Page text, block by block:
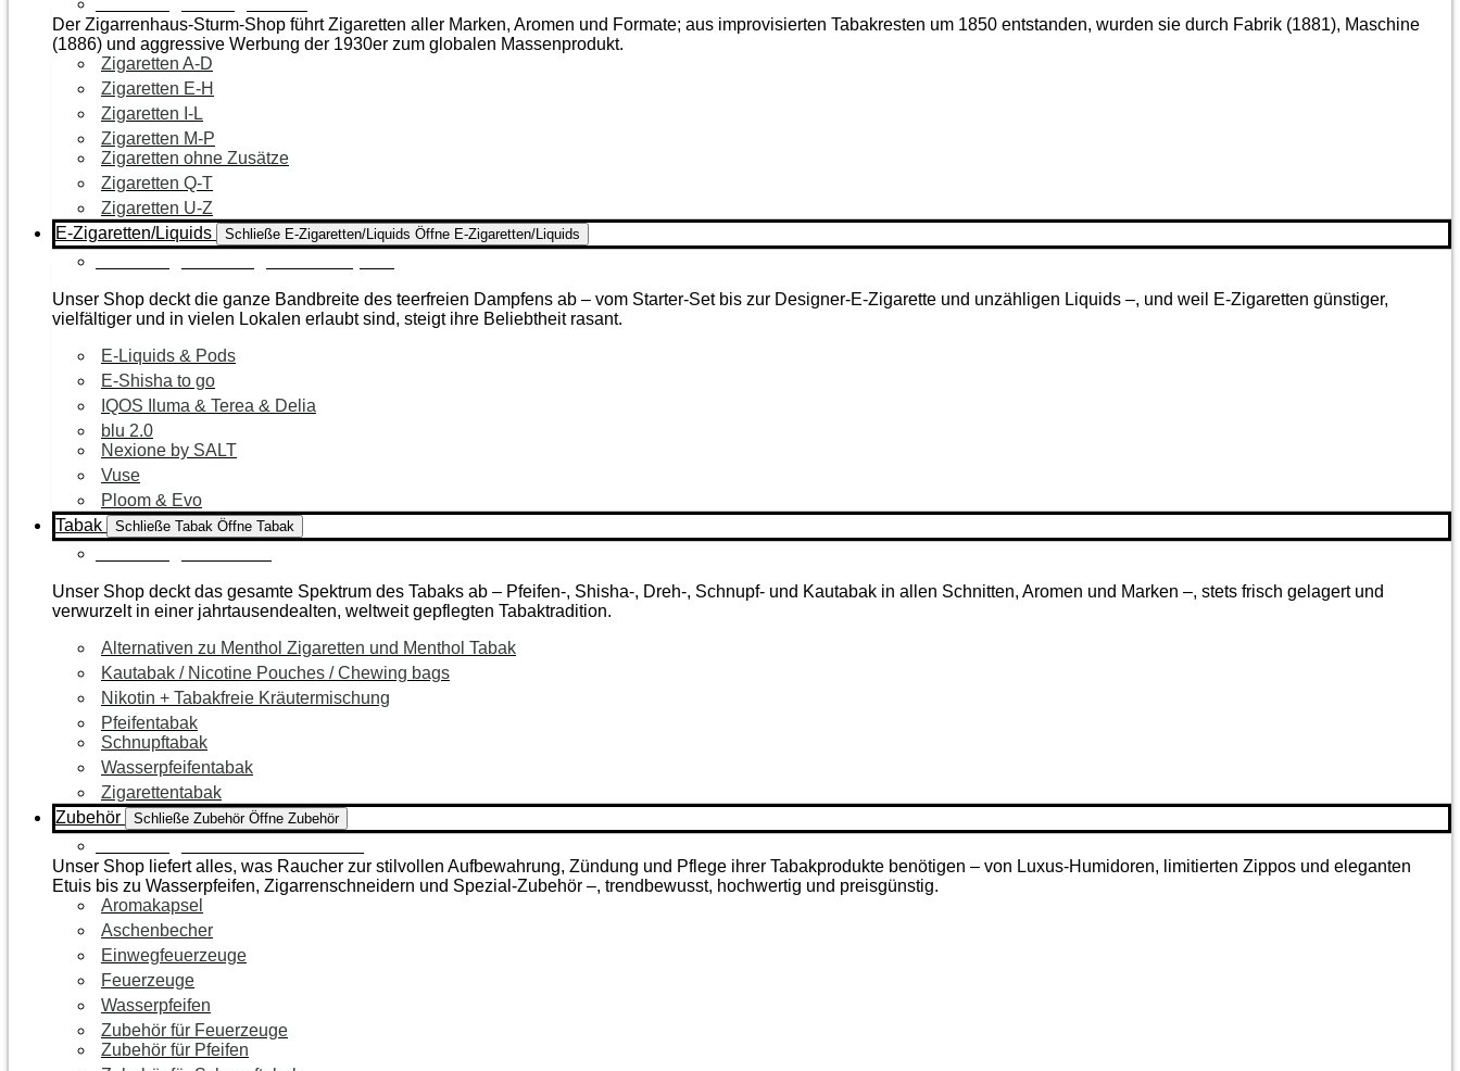
Der Zigarrenhaus-Sturm-Shop führt Zigaretten aller Marken, Aromen und Formate; aus improvisierten Tabakresten um 1850 entstanden, wurden sie durch Fabrik (1881), Maschine
(1886) und aggressive Werbung der 1930er zum globalen Massenprodukt.
Zigaretten A-D
Zigaretten E-H
Zigaretten I-L
Zigaretten M-P
Zigaretten ohne Zusätze
Zigaretten Q-T
Zigaretten U-Z
E-Zigaretten/Liquids
Schließe E-Zigaretten/Liquids Öffne E-Zigaretten/Liquids
Unser Shop deckt die ganze Bandbreite des teerfreien Dampfens ab – vom Starter-Set bis zur Designer-E-Zigarette und unzähligen Liquids –, und weil E-Zigaretten günstiger,
vielfältiger und in vielen Lokalen erlaubt sind, steigt ihre Beliebtheit rasant.
E-Liquids & Pods
E-Shisha to go
IQOS Iluma & Terea & Delia
blu 2.0
Nexione by SALT
Vuse
Ploom & Evo
Tabak
Schließe Tabak Öffne Tabak
Unser Shop deckt das gesamte Spektrum des Tabaks ab – Pfeifen-, Shisha-, Dreh-, Schnupf- und Kautabak in allen Schnitten, Aromen und Marken –, stets frisch gelagert und
verwurzelt in einer jahrtausendealten, weltweit gepflegten Tabaktradition.
Alternativen zu Menthol Zigaretten und Menthol Tabak
Kautabak / Nicotine Pouches / Chewing bags
Nikotin + Tabakfreie Kräutermischung
Pfeifentabak
Schnupftabak
Wasserpfeifentabak
Zigarettentabak
Zubehör
Schließe Zubehör Öffne Zubehör
Unser Shop liefert alles, was Raucher zur stilvollen Aufbewahrung, Zündung und Pflege ihrer Tabakprodukte benötigen – von Luxus-Humidoren, limitierten Zippos und eleganten
Etuis bis zu Wasserpfeifen, Zigarrenschneidern und Spezial-Zubehör –, trendbewusst, hochwertig und preisgünstig.
Aromakapsel
Aschenbecher
Einwegfeuerzeuge
Feuerzeuge
Wasserpfeifen
Zubehör für Feuerzeuge
Zubehör für Pfeifen